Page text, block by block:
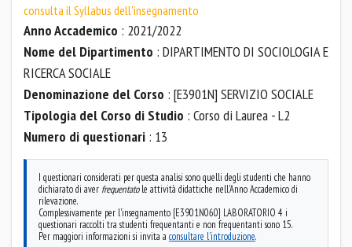
consulta il Syllabus dell'insegnamento
Anno Accademico : 2021/2022
Nome del Dipartimento : DIPARTIMENTO DI SOCIOLOGIA E
RICERCA SOCIALE
Denominazione del Corso : [E3901N] SERVIZIO SOCIALE
Tipologia del Corso di Studio : Corso di Laurea - L2
Numero di questionari : 13
I questionari considerati per questa analisi sono quelli degli studenti che hanno
dichiarato di aver frequentatole attività didattiche nell'Anno Accademico di
rilevazione.
Complessivamente per l'insegnamento [E3901N060] LABORATORIO 4 i
questionari raccolti tra studenti frequentanti e non frequentanti sono 15.
Per maggiori informazioni si invita a consultare l'introduzione.